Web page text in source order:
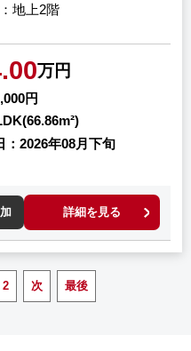
地上2階
万円
円
2026年08月下旬
詳細を見る
2 次 最後